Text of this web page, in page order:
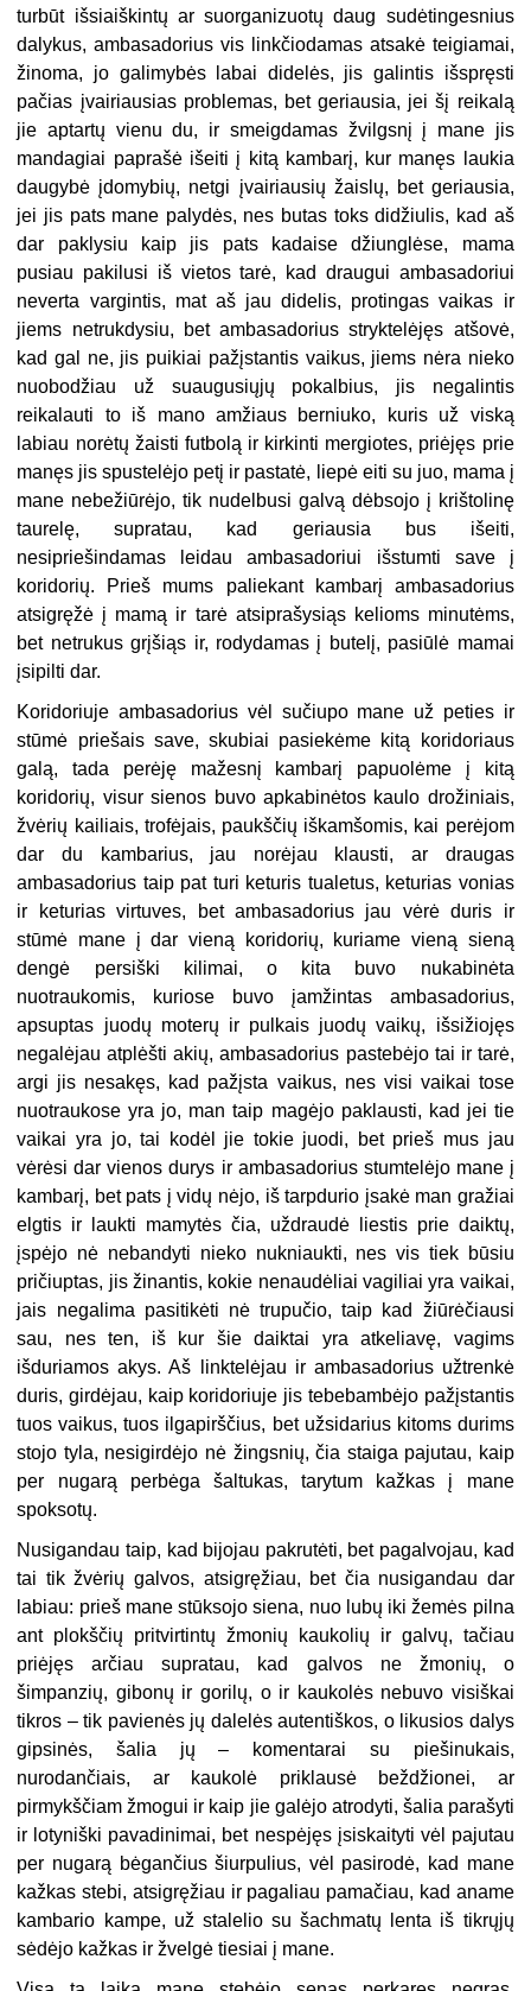
turbūt išsiaiškintų ar suorganizuotų daug sudėtingesnius
dalykus, ambasadorius vis linkčiodamas atsakė teigiamai,
žinoma, jo galimybės labai didelės, jis galintis išspręsti
pačias įvairiausias problemas, bet geriausia, jei šį reikalą
jie aptartų vienu du, ir smeigdamas žvilgsnį į mane jis
mandagiai paprašė išeiti į kitą kambarį, kur manęs laukia
daugybė įdomybių, netgi įvairiausių žaislų, bet geriausia,
jei jis pats mane palydės, nes butas toks didžiulis, kad aš
dar paklysiu kaip jis pats kadaise džiunglėse, mama
pusiau pakilusi iš vietos tarė, kad draugui ambasadoriui
neverta vargintis, mat aš jau didelis, protingas vaikas ir
jiems netrukdysiu, bet ambasadorius stryktelėjęs atšovė,
kad gal ne, jis puikiai pažįstantis vaikus, jiems nėra nieko
nuobodžiau už suaugusiųjų pokalbius, jis negalintis
reikalauti to iš mano amžiaus berniuko, kuris už viską
labiau norėtų žaisti futbolą ir kirkinti mergiotes, priėjęs prie
manęs jis spustelėjo petį ir pastatė, liepė eiti su juo, mama į
mane nebežiūrėjo, tik nudelbusi galvą dėbsojo į krištolinę
taurelę, supratau, kad geriausia bus išeiti,
nesipriešindamas leidau ambasadoriui išstumti save į
koridorių. Prieš mums paliekant kambarį ambasadorius
atsigręžė į mamą ir tarė atsiprašysiąs kelioms minutėms,
bet netrukus grįšiąs ir, rodydamas į butelį, pasiūlė mamai
įsipilti dar.
Koridoriuje ambasadorius vėl sučiupo mane už peties ir
stūmė priešais save, skubiai pasiekėme kitą koridoriaus
galą, tada perėję mažesnį kambarį papuolėme į kitą
koridorių, visur sienos buvo apkabinėtos kaulo drožiniais,
žvėrių kailiais, trofėjais, paukščių iškamšomis, kai perėjom
dar du kambarius, jau norėjau klausti, ar draugas
ambasadorius taip pat turi keturis tualetus, keturias vonias
ir keturias virtuves, bet ambasadorius jau vėrė duris ir
stūmė mane į dar vieną koridorių, kuriame vieną sieną
dengė persiški kilimai, o kita buvo nukabinėta
nuotraukomis, kuriose buvo įamžintas ambasadorius,
apsuptas juodų moterų ir pulkais juodų vaikų, išsižiojęs
negalėjau atplėšti akių, ambasadorius pastebėjo tai ir tarė,
argi jis nesakęs, kad pažįsta vaikus, nes visi vaikai tose
nuotraukose yra jo, man taip magėjo paklausti, kad jei tie
vaikai yra jo, tai kodėl jie tokie juodi, bet prieš mus jau
vėrėsi dar vienos durys ir ambasadorius stumtelėjo mane į
kambarį, bet pats į vidų nėjo, iš tarpdurio įsakė man gražiai
elgtis ir laukti mamytės čia, uždraudė liestis prie daiktų,
įspėjo nė nebandyti nieko nukniaukti, nes vis tiek būsiu
pričiuptas, jis žinantis, kokie nenaudėliai vagiliai yra vaikai,
jais negalima pasitikėti nė trupučio, taip kad žiūrėčiausi
sau, nes ten, iš kur šie daiktai yra atkeliavę, vagims
išduriamos akys. Aš linktelėjau ir ambasadorius užtrenkė
duris, girdėjau, kaip koridoriuje jis tebebambėjo pažįstantis
tuos vaikus, tuos ilgapirščius, bet užsidarius kitoms durims
stojo tyla, nesigirdėjo nė žingsnių, čia staiga pajutau, kaip
per nugarą perbėga šaltukas, tarytum kažkas į mane
spoksotų.
Nusigandau taip, kad bijojau pakrutėti, bet pagalvojau, kad
tai tik žvėrių galvos, atsigręžiau, bet čia nusigandau dar
labiau: prieš mane stūksojo siena, nuo lubų iki žemės pilna
ant plokščių pritvirtintų žmonių kaukolių ir galvų, tačiau
priėjęs arčiau supratau, kad galvos ne žmonių, o
šimpanzių, gibonų ir gorilų, o ir kaukolės nebuvo visiškai
tikros – tik pavienės jų dalelės autentiškos, o likusios dalys
gipsinės, šalia jų – komentarai su piešinukais,
nurodančiais, ar kaukolė priklausė beždžionei, ar
pirmykščiam žmogui ir kaip jie galėjo atrodyti, šalia parašyti
ir lotyniški pavadinimai, bet nespėjęs įsiskaityti vėl pajutau
per nugarą bėgančius šiurpulius, vėl pasirodė, kad mane
kažkas stebi, atsigręžiau ir pagaliau pamačiau, kad aname
kambario kampe, už stalelio su šachmatų lenta iš tikrųjų
sėdėjo kažkas ir žvelgė tiesiai į mane.